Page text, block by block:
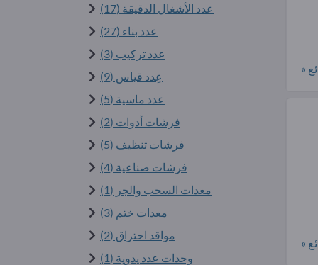
عدد الأشغال الدقيقة (17)
عدد بناء (27)
عدد تركيب (3)
عِدد قياس (9)
عدد ماسية (5)
فرشات أدوات (2)
فرشات تنظيف (5)
فرشات صناعية (4)
معدات السحب والجر (1)
معدات ختم (3)
مواقد احتراق (2)
وحدات عدد يدوية (1)
»
»